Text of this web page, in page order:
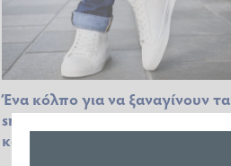
Ένα κόλπο για να ξαναγίνουν τα
sneakers σας λευκά σαν
καινούρια